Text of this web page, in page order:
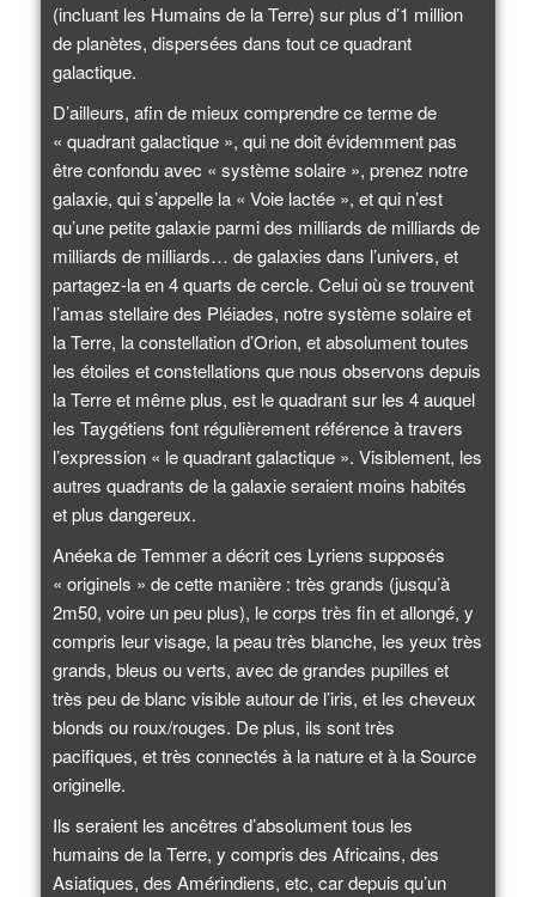
(incluant les Humains de la Terre) sur plus d’1 million
de planètes, dispersées dans tout ce quadrant
galactique.
D’ailleurs, afin de mieux comprendre ce terme de
« quadrant galactique », qui ne doit évidemment pas
être confondu avec « système solaire », prenez notre
galaxie, qui s’appelle la « Voie lactée », et qui n’est
qu’une petite galaxie parmi des milliards de milliards de
milliards de milliards… de galaxies dans l’univers, et
partagez-la en 4 quarts de cercle. Celui où se trouvent
l’amas stellaire des Pléiades, notre système solaire et
la Terre, la constellation d’Orion, et absolument toutes
les étoiles et constellations que nous observons depuis
la Terre et même plus, est le quadrant sur les 4 auquel
les Taygétiens font régulièrement référence à travers
l’expression « le quadrant galactique ». Visiblement, les
autres quadrants de la galaxie seraient moins habités
et plus dangereux.
Anéeka de Temmer a décrit ces Lyriens supposés
« originels » de cette manière : très grands (jusqu’à
2m50, voire un peu plus), le corps très fin et allongé, y
compris leur visage, la peau très blanche, les yeux très
grands, bleus ou verts, avec de grandes pupilles et
très peu de blanc visible autour de l’iris, et les cheveux
blonds ou roux/rouges. De plus, ils sont très
pacifiques, et très connectés à la nature et à la Source
originelle.
Ils seraient les ancêtres d’absolument tous les
humains de la Terre, y compris des Africains, des
Asiatiques, des Amérindiens, etc, car depuis qu’un